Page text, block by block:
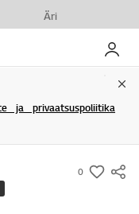
Äri
Minu
ja privaatsuspoliitika
0
s